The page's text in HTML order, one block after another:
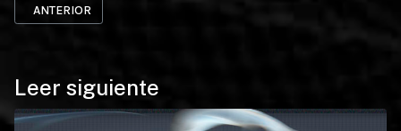
Leer siguiente
ARTÍCULO ANTERIOR: PERIQUE PEPPERY
ANTERIOR